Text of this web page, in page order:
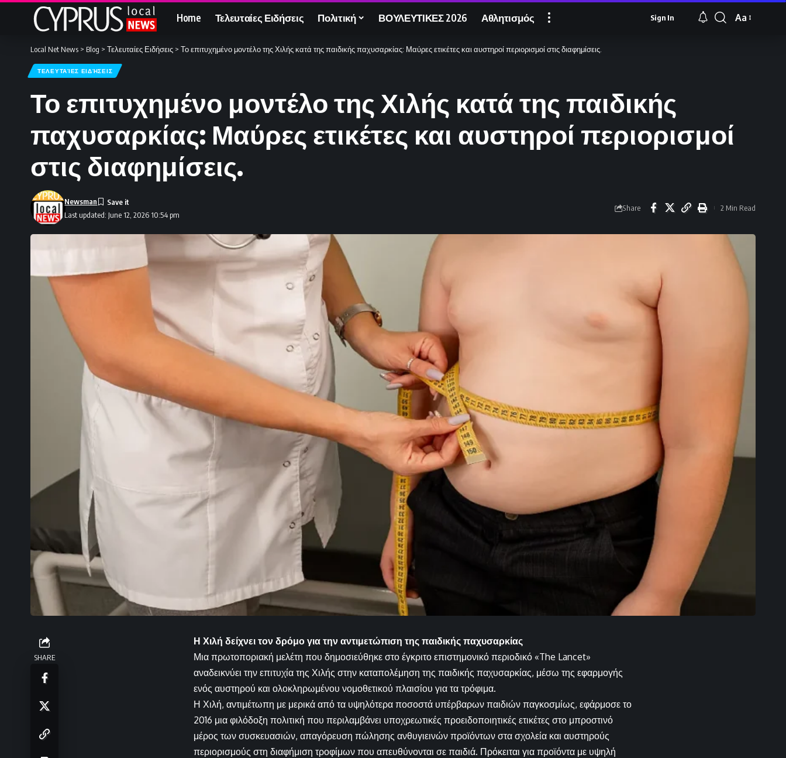
Home Τελευταίες Ειδήσεις Πολιτική ΒΟΥΛΕΥΤΙΚΕΣ 2026 Αθλητισμός Sign In
Font
Aa
Local Net News > Blog > Τελευταίες Ειδήσεις > Το επιτυχημένο μοντέλο της Χιλής κατά της παιδικής παχυσαρκίας: Μαύρες ετικέτες και αυστηροί περιορισμοί στις διαφημίσεις.
ΤΕΛΕΥΤΑΊΕΣ ΕΙΔΉΣΕΙΣ
Το επιτυχημένο μοντέλο της Χιλής κατά της παιδικής
παχυσαρκίας: Μαύρες ετικέτες και αυστηροί περιορισμοί
στις διαφημίσεις.
Last updated: June 12, 2026 10:54 pm
Newsman
Share 2 Min Read
SHARE
Η Χιλή δείχνει τον δρόμο για την αντιμετώπιση της παιδικής παχυσαρκίας
Μια πρωτοποριακή μελέτη που δημοσιεύθηκε στο έγκριτο επιστημονικό περιοδικό «The Lancet»
αναδεικνύει την επιτυχία της Χιλής στην καταπολέμηση της παιδικής παχυσαρκίας, μέσω της εφαρμογής
ενός αυστηρού και ολοκληρωμένου νομοθετικού πλαισίου για τα τρόφιμα.
Η Χιλή, αντιμέτωπη με μερικά από τα υψηλότερα ποσοστά υπέρβαρων παιδιών παγκοσμίως, εφάρμοσε το
2016 μια φιλόδοξη πολιτική που περιλαμβάνει υποχρεωτικές προειδοποιητικές ετικέτες στο μπροστινό
μέρος των συσκευασιών, απαγόρευση πώλησης ανθυγιεινών προϊόντων στα σχολεία και αυστηρούς
περιορισμούς στη διαφήμιση τροφίμων που απευθύνονται σε παιδιά. Πρόκειται για προϊόντα με υψηλή